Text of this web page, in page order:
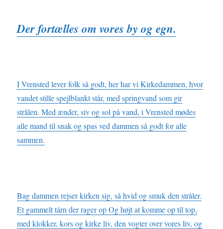
Der fortælles om vores by og egn.
I Vrensted lever folk så godt,her har vi Kirkedammen, hvor
vandet stille spejlblankt står, med springvand som gir
strålen. Med ænder, siv og sol på vand, i Vrensted mødes
alle mand til snak og spas ved dammen så godt for alle
sammen.
Bag dammen rejser kirken sig, så hvid og smuk den stråler.
Et gammelt tårn der rager op Og højt at komme op til top,
med klokker, kors og kirke liv, den vogter over vores liv, og